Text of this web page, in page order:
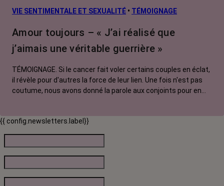
VIE SENTIMENTALE ET SEXUALITÉ • TÉMOIGNAGE
Amour toujours – « J’ai réalisé que
j’aimais une véritable guerrière »
TÉMOIGNAGE. Si le cancer fait voler certains couples en éclat,
il révèle pour d'autres la force de leur lien. Une fois n'est pas
coutume, nous avons donné la parole aux conjoints pour en
chez sa femme une combativité insoupçonnée qui lui donne
une nouvelle raison de l'aimer. À l'occasion de la Saint-
{{ config.newsletters.label}}